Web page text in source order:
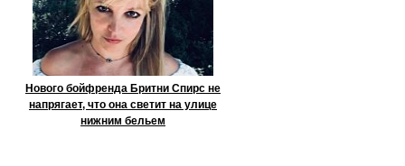
Нового бойфренда Бритни Спирс не
напрягает, что она светит на улице
нижним бельем